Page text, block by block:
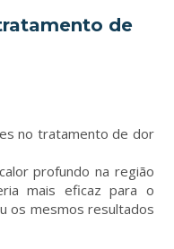
de
no tratamento de dor
profundo na região
mais eficaz para o
os mesmos resultados